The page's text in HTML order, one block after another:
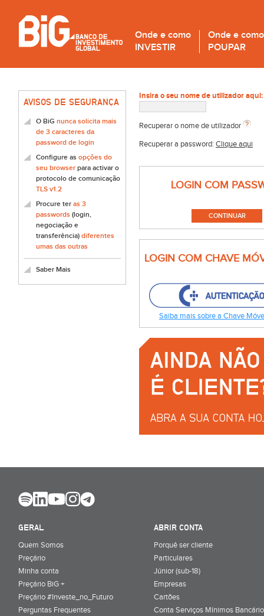
Onde e como
INVESTIR
Onde e como
POUPAR
AVISOS DE SEGURANÇA
O BiG nunca solicita mais
de 3 caracteres da
password de login
Configure as opções do
seu browser para activar o
protocolo de comunicação
TLS v1.2
Procure ter as 3
passwords (login,
negociação e
transferência) diferentes
umas das outras
Saber Mais
Insira o seu nome de utilizador aqui:
Recuperar o nome de utilizador
Recuperar a password: Clique aqui
LOGIN COM
LOGIN COM CHAVE
Saiba mais sobre a Chave
GERAL
Quem Somos
Preçário
Minha conta
Preçário BiG +
Preçário #Investe_no_Futuro
Perguntas Frequentes
ABRIR CONTA
Porquê ser cliente
Particulares
Júnior (sub-18)
Empresas
Cartões
Conta Serviços Mínimos